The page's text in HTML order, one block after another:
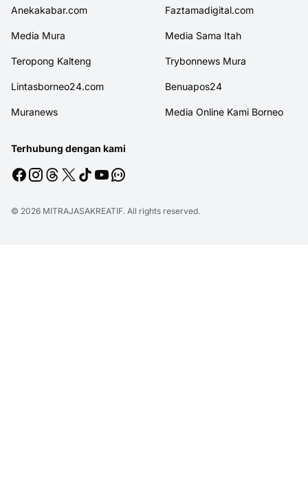
Anekakabar.com Faztamadigital.com
Media Mura Media Sama Itah
Teropong Kalteng Trybonnews Mura
Lintasborneo24.com Benuapos24
Muranews Media Online Kami Borneo
Terhubung dengan kami
© 2026 MITRAJASAKREATIF. All rights reserved.